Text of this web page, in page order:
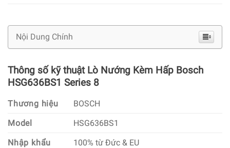
Nội Dung Chính
Thông số kỹ thuật Lò Nướng Kèm Hấp Bosch
HSG636BS1 Series 8
Thương hiệu
BOSCH
Model
HSG636BS1
Nhập khẩu
100% từ Đức & EU